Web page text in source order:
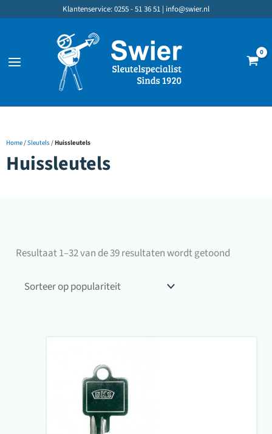
inhoud
Klantenservice: 0255 - 51 36 51 | info@swier.nl
Home/Sleutels/Huissleutels
Huissleutels
Resultaat 1–32 van de 39 resultaten wordt getoond